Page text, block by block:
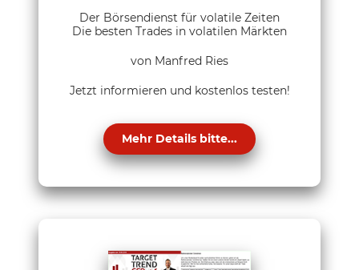
Der Börsendienst für volatile Zeiten
Die besten Trades in volatilen Märkten
von Manfred Ries
Jetzt informieren und kostenlos testen!
Mehr Details bitte...